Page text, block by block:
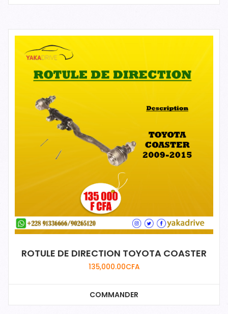
ROTULE DE DIRECTION TOYOTA COASTER
135,000.00CFA
COMMANDER